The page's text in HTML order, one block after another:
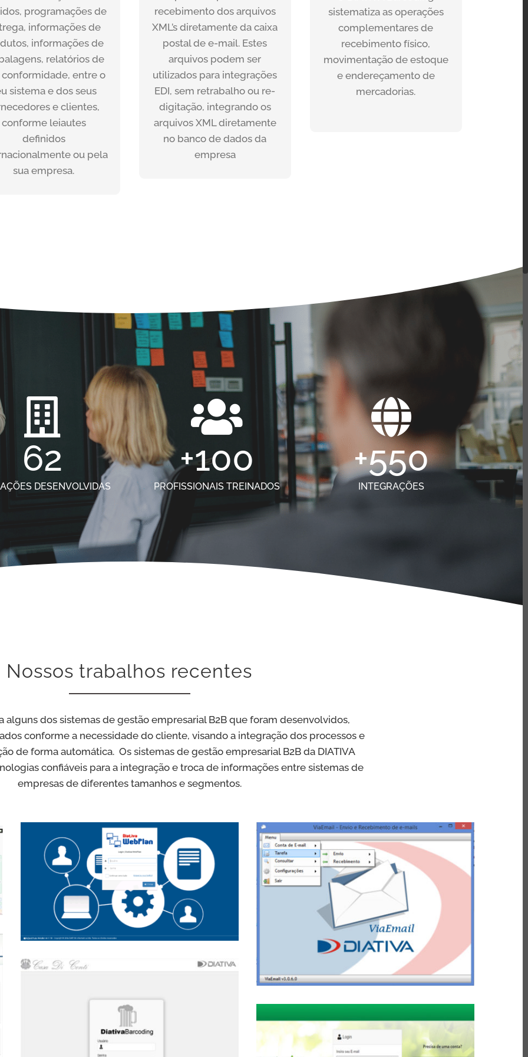
programações de
informações de
informações de
relatórios de
conformidade, entre o
sistema e dos seus
e clientes,
conforme leiautes
definidos
ou pela
sua empresa.
de forma
livre de erros e
diversos
que permitem o
de
com cálculo de
por meio do EDI.
SAIBA MAIS
recebimento dos arquivos
XML’s diretamente da caixa
postal de e-mail. Estes
arquivos podem ser
utilizados para integrações
EDI, sem retrabalho ou re-
digitação, integrando os
arquivos XML diretamente
no banco de dados da
empresa
ficam armazenadas e
disponíveis para serem
integradas pelo DIATIVA
ViaEDI no seu sistema ERP.
SAIBA MAIS
sistematiza as operações
complementares de
recebimento físico,
movimentação de estoque
e endereçamento de
mercadorias.
eficiência, segurança e
confiabilidade destes
processos. Trabalhamos
com a tecnologia RFID
(etiqueta inteligente)
62
DESENVOLVIDAS
+100
PROFISSIONAIS TREINADOS
+550
INTEGRAÇÕES
Nossos trabalhos recentes
alguns dos sistemas de gestão empresarial B2B que foram desenvolvidos,
conforme a necessidade do cliente, visando a integração dos processos e
de forma automática. Os sistemas de gestão empresarial B2B da DIATIVA
confiáveis para a integração e troca de informações entre sistemas de
empresas de diferentes tamanhos e segmentos.